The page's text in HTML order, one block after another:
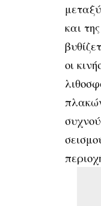
και
οι